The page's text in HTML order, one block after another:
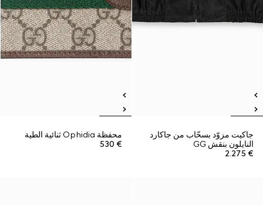
جاكيت مزوّد بسحّاب من جاكارد
النايلون بنقش GG
€ 2.275
محفظة Ophidia ثنائية الطية
€ 530